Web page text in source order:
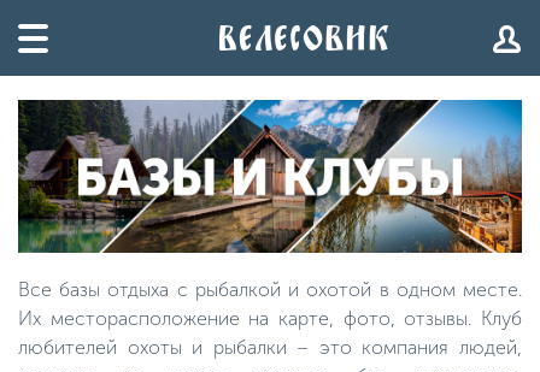
Все базы отдыха с рыбалкой и охотой в одном месте.
Их месторасположение на карте, фото, отзывы. Клуб
любителей охоты и рыбалки – это компания людей,